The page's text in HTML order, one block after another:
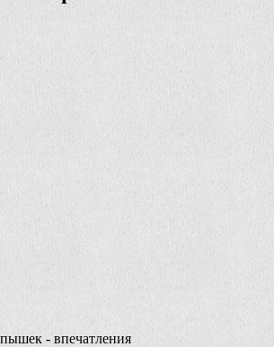
- впечатления